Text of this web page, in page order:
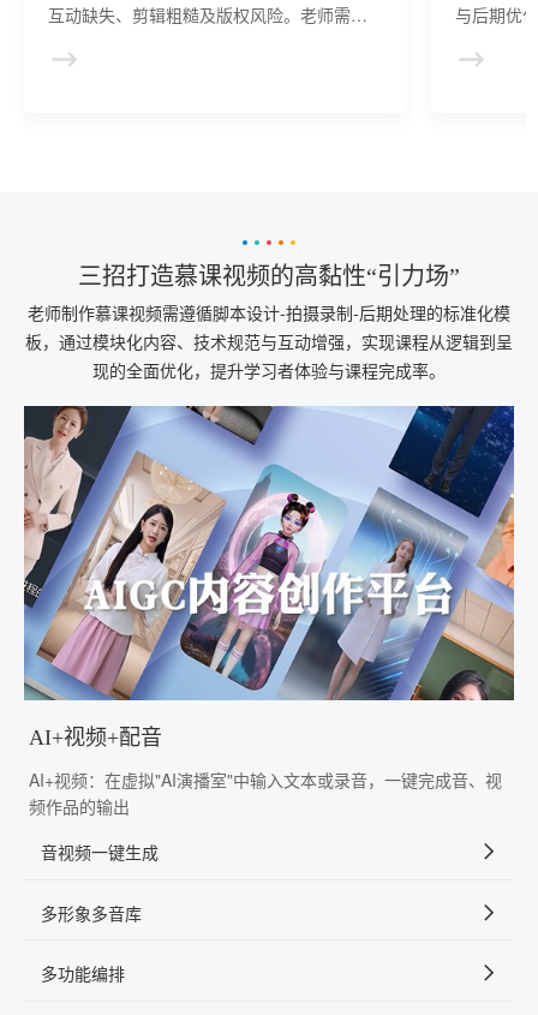
互动缺失、剪辑粗糙及版权风险。老师需通
操作，提升课程专业性与学习者体验。
与后期优
教学需求。
三招打造慕课视频的高黏性“引力场”
老师制作慕课视频需遵循脚本设计-拍摄录制-后期处理的标准化模
板，通过模块化内容、技术规范与互动增强，实现课程从逻辑到呈
现的全面优化，提升学习者体验与课程完成率。
AI+视频+配音
AI+视频：在虚拟"AI演播室"中输入文本或录音，一键完成音、视
频作品的输出
音视频一键生成
多形象多音库
多功能编排